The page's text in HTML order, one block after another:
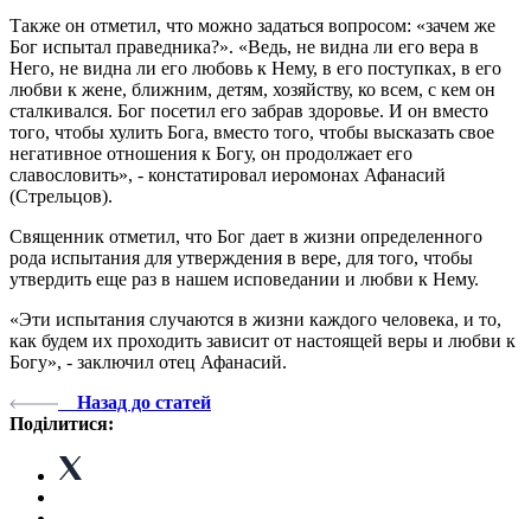
Также он отметил, что можно задаться вопросом: «зачем же
Бог испытал праведника?». «Ведь, не видна ли его вера в
Него, не видна ли его любовь к Нему, в его поступках, в его
любви к жене, ближним, детям, хозяйству, ко всем, с кем он
сталкивался. Бог посетил его забрав здоровье. И он вместо
того, чтобы хулить Бога, вместо того, чтобы высказать свое
негативное отношения к Богу, он продолжает его
славословить», - констатировал иеромонах Афанасий
(Стрельцов).
Священник отметил, что Бог дает в жизни определенного
рода испытания для утверждения в вере, для того, чтобы
утвердить еще раз в нашем исповедании и любви к Нему.
«Эти испытания случаются в жизни каждого человека, и то,
как будем их проходить зависит от настоящей веры и любви к
Богу», - заключил отец Афанасий.
Назад до статей
Поділитися: